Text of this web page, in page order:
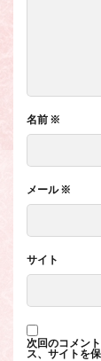
名前 ※
メール※
サイト
次回のコメン
ス、サイトを保